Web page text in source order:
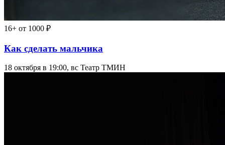
16+ от 1000 ₽
Как сделать мальчика
18 октября в 19:00, вс Театр ТМИН